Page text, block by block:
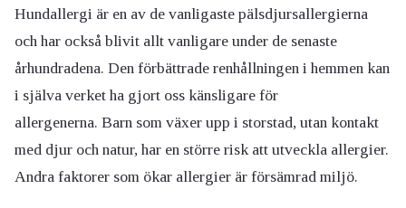
Hundallergi är en av de vanligaste pälsdjursallergierna
och har också blivit allt vanligare under de senaste
århundradena. Den förbättrade renhållningen i hemmen kan
i själva verket ha gjort oss känsligare för
allergenerna. Barn som växer upp i storstad, utan kontakt
med djur och natur, har en större risk att utveckla allergier.
Andra faktorer som ökar allergier är försämrad miljö.